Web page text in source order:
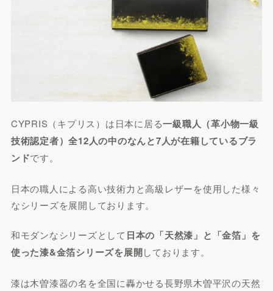
CYPRIS（キプリス）は日本に居る一級職人（革小物一級
技術認定者）全12人の中のなんと7人が在籍しているブラ
ンドです。
日本の職人による高い技術力と高級レザーを使用した様々
なシリーズを展開しております。
和モダンなシリーズとして 日本の「天然漆」と「金箔」を
使った漆&金箔シリーズを展開しております。
漆は木曽漆器の名を全国に轟かせる長野県木曽平沢の天然